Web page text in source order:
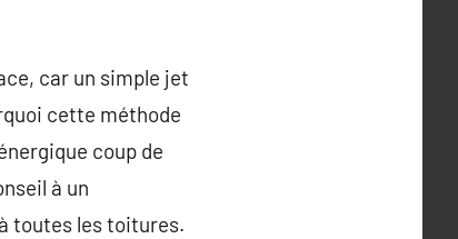
car un simple jet
cette méthode
coup de
à un
toutes les toitures.